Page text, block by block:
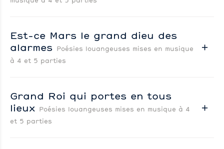
Est-ce Mars le grand dieu des
alarmes
Poésies louangeuses mises en musique
à 4 et 5 parties
Grand Roi qui portes en tous
lieux Poésies louangeuses mises en musique à 4
et 5 parties